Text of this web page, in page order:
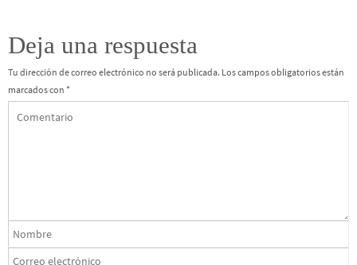
Deja una respuesta
Tu dirección de correo electrónico no será publicada. Los campos obligatorios están
marcados con *